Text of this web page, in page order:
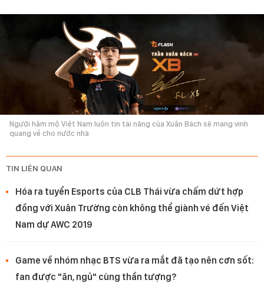
Người hâm mộ Việt Nam luôn tin tài năng của Xuân Bách sẽ mang vinh
quang về cho nước nhà
TIN LIÊN QUAN
Hóa ra tuyển Esports của CLB Thái vừa chấm dứt hợp
đồng với Xuân Trường còn không thể giành vé đến Việt
Nam dự AWC 2019
Game về nhóm nhạc BTS vừa ra mắt đã tạo nên cơn sốt:
fan được "ăn, ngủ" cùng thần tượng?